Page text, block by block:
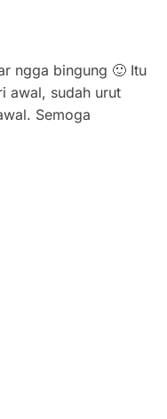
ngga bingung 🙂 Itu
awal, sudah urut
Semoga